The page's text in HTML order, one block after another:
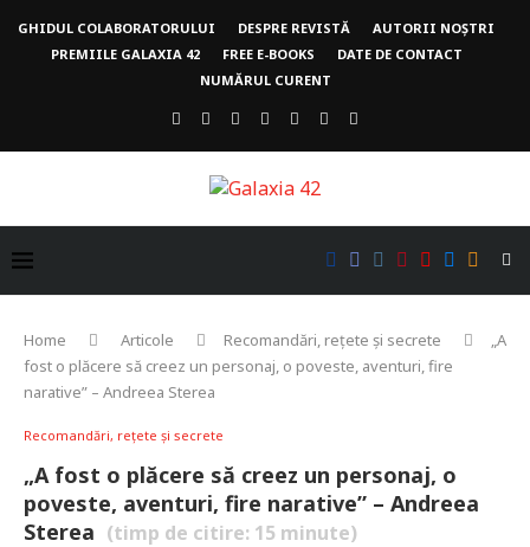
GHIDUL COLABORATORULUI DESPRE REVISTĂ
AUTORII NOȘTRI
PREMIILE GALAXIA 42
FREE E-BOOKS
DATE DE CONTACT
NUMĂRUL CURENT
Home Articole Recomandări, rețete și secrete
„A
fost o plăcere să creez un personaj, o poveste, aventuri, fire
narative” – Andreea Sterea
Recomandări, rețete și secrete
„A fost o plăcere să creez un personaj, o
poveste, aventuri, fire narative” – Andreea
Sterea (timp de citire: 15 minute)